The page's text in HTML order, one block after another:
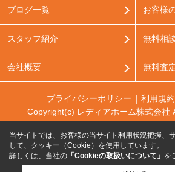
ブログ一覧
スタッフ紹介
会社概要
お客様
無料相
無料査
プライバシーポリシー 利用規約
Copyright(c) レディアホーム株式会社
当サイトでは、お客様の当サイト利用状況把握、
して、クッキー（Cookie）を使用しています。
詳しくは、当社の 「Cookieの取扱いについて」 を